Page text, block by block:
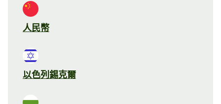
人民幣
以色列錫克爾